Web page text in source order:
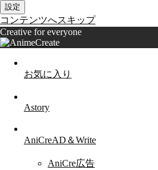
設定
コンテンツへスキップ
Creative for everyone
お気に入り
Astory
AniCreAD＆Write
AniCre広告